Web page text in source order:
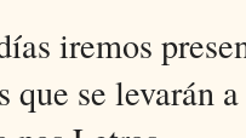
iremos
que se levarán